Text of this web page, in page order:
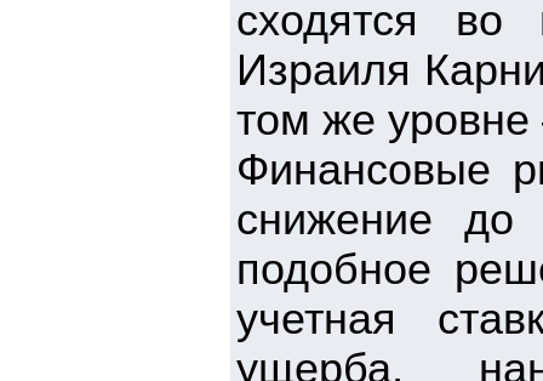
сходятся
Израиля
том же
Финансовые
снижение до
подобное
учетная
ущерба,